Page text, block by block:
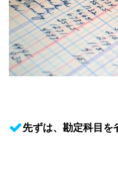
先ずは、勘定科目を